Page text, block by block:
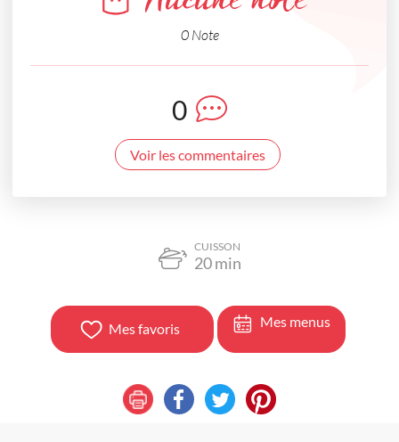
0 Note
0
Voir les commentaires
CUISSON
20min
Mes favoris Mes menus